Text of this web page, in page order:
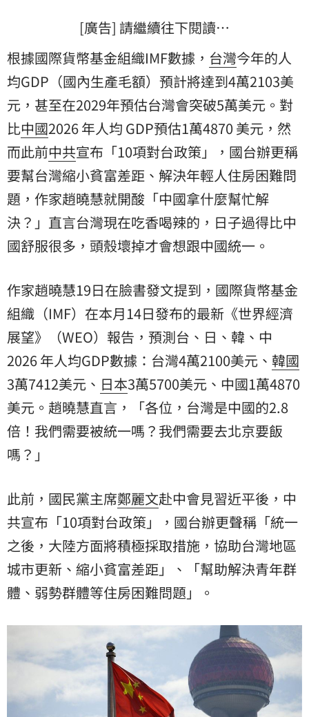
[廣告] 請繼續往下閱讀…
根據國際貨幣基金組織IMF數據， 台灣今年的人
均GDP（國內生產毛額）預計將達到4萬2103美
元，甚至在2029年預估台灣會突破5萬美元。對
比中國2026 年人均 GDP預估1萬4870 美元，然
而此前中共宣布「10項對台政策」，國台辦更稱
要幫台灣縮小貧富差距、解決年輕人住房困難問
題，作家趙曉慧就開酸「中國拿什麼幫忙解
決？」直言台灣現在吃香喝辣的，日子過得比中
國舒服很多，頭殼壞掉才會想跟中國統一。
作家趙曉慧19日在臉書發文提到，國際貨幣基金
組織（IMF）在本月14日發布的最新《世界經濟
展望》（WEO）報告，預測台、日、韓、中
2026 年人均GDP數據：台灣4萬2100美元、 韓國
3萬7412美元、 日本3萬5700美元、中國1萬4870
美元。趙曉慧直言，「各位，台灣是中國的2.8
倍！我們需要被統一嗎？我們需要去北京要飯
嗎？」
此前，國民黨主席鄭麗文赴中會見習近平後，中
共宣布「10項對台政策」，國台辦更聲稱「統一
之後，大陸方面將積極採取措施，協助台灣地區
城市更新、縮小貧富差距」、「幫助解決青年群
體、弱勢群體等住房困難問題」。